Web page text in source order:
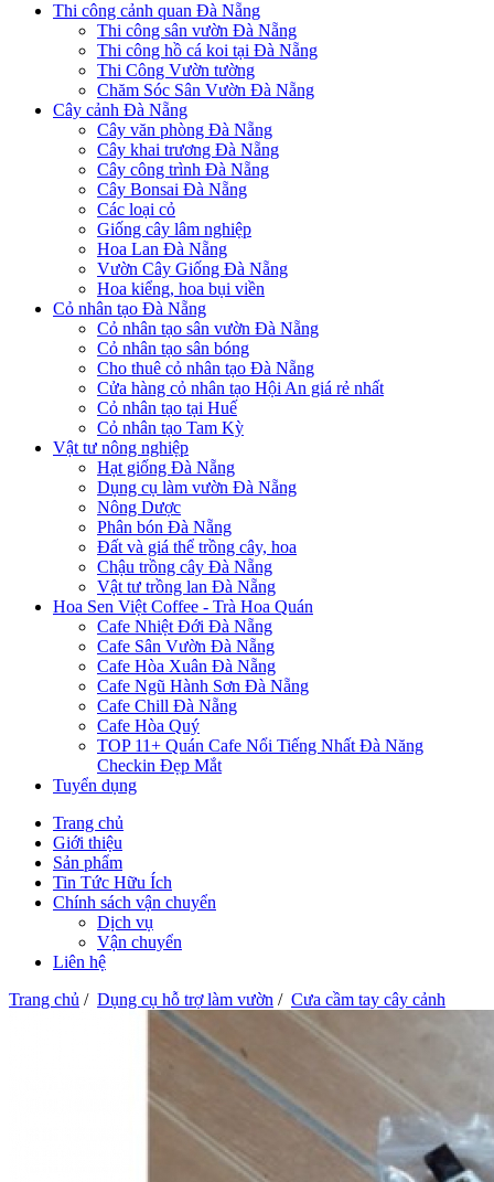
Thi công cảnh quan Đà Nẵng
Thi công sân vườn Đà Nẵng
Thi công hồ cá koi tại Đà Nẵng
Thi Công Vườn tường
Chăm Sóc Sân Vườn Đà Nẵng
Cây cảnh Đà Nẵng
Cây văn phòng Đà Nẵng
Cây khai trương Đà Nẵng
Cây công trình Đà Nẵng
Cây Bonsai Đà Nẵng
Các loại cỏ
Giống cây lâm nghiệp
Hoa Lan Đà Nẵng
Vườn Cây Giống Đà Nẵng
Hoa kiểng, hoa bụi viền
Cỏ nhân tạo Đà Nẵng
Cỏ nhân tạo sân vườn Đà Nẵng
Cỏ nhân tạo sân bóng
Cho thuê cỏ nhân tạo Đà Nẵng
Cửa hàng cỏ nhân tạo Hội An giá rẻ nhất
Cỏ nhân tạo tại Huế
Cỏ nhân tạo Tam Kỳ
Vật tư nông nghiệp
Hạt giống Đà Nẵng
Dụng cụ làm vườn Đà Nẵng
Nông Dược
Phân bón Đà Nẵng
Đất và giá thể trồng cây, hoa
Chậu trồng cây Đà Nẵng
Vật tư trồng lan Đà Nẵng
Hoa Sen Việt Coffee - Trà Hoa Quán
Cafe Nhiệt Đới Đà Nẵng
Cafe Sân Vườn Đà Nẵng
Cafe Hòa Xuân Đà Nẵng
Cafe Ngũ Hành Sơn Đà Nẵng
Cafe Chill Đà Nẵng
Cafe Hòa Quý
TOP 11+ Quán Cafe Nổi Tiếng Nhất Đà Năng
Checkin Đẹp Mắt
Tuyển dụng
Trang chủ
Giới thiệu
Sản phẩm
Tin Tức Hữu Ích
Chính sách vận chuyển
Dịch vụ
Vận chuyển
Liên hệ
Trang chủ / Dụng cụ hỗ trợ làm vườn / Cưa cầm tay cây cảnh